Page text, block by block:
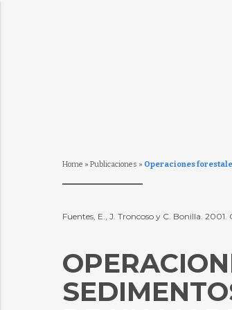
Home » Publicaciones » Operaciones
Fuentes, E., J. Troncoso y C. Bonilla.